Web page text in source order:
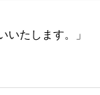
いたします。」